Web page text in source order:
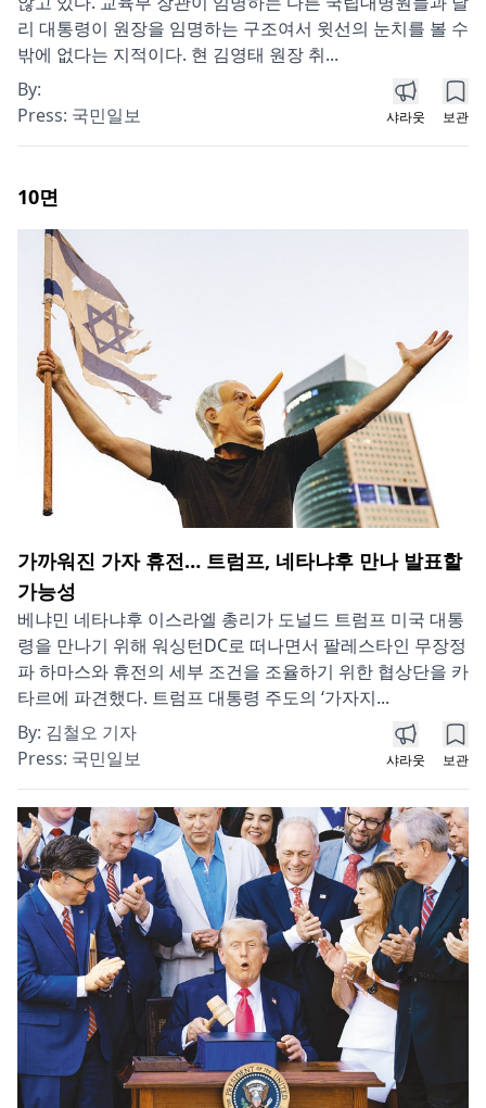
리 대통령이 원장을 임명하는 구조여서 윗선의 눈치를 볼 수
밖에 없다는 지적이다. 현 김영태 원장 취...
By:
Press: 국민일보 샤라웃 보관
10면
가까워진 가자 휴전… 트럼프, 네타냐후 만나 발표할
가능성
베냐민 네타냐후 이스라엘 총리가 도널드 트럼프 미국 대통
령을 만나기 위해 워싱턴DC로 떠나면서 팔레스타인 무장정
파 하마스와 휴전의 세부 조건을 조율하기 위한 협상단을 카
타르에 파견했다. 트럼프 대통령 주도의 ‘가자지...
By: 김철오 기자
Press: 국민일보 샤라웃 보관